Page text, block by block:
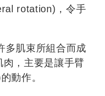
rotation)，令手
多肌束所組合而成
，主要是讓手臂
動作。